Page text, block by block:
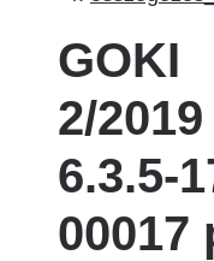
GOKI
2/
6.3.5-
00017